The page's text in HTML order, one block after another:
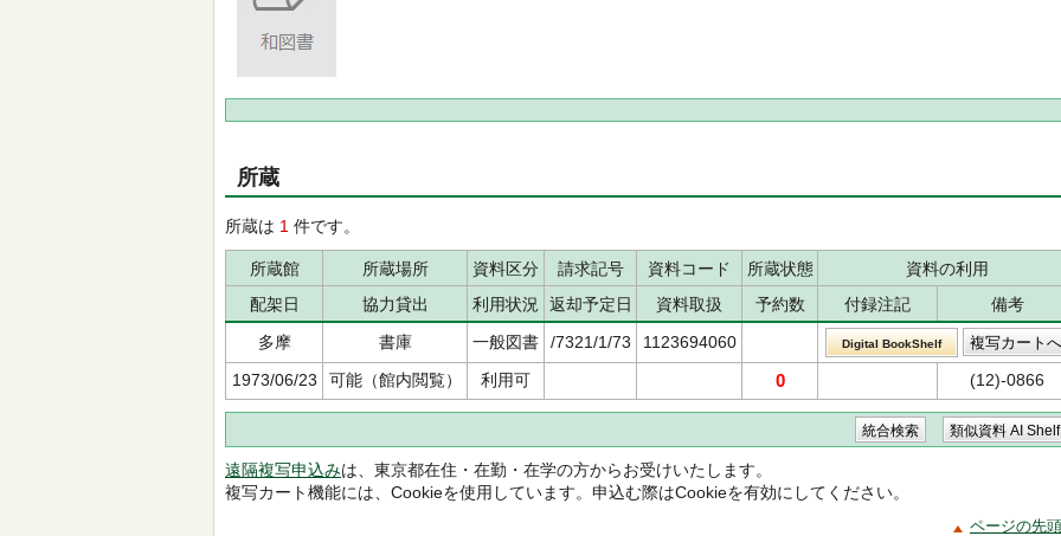
所蔵
所蔵は 1 件です。
所蔵館 所蔵場所 資料区分 請求記号 資料コード 所蔵状態
資料の利用
配架日
協力貸出 利用状況 返却予定日 資料取扱 予約数 付録注記
備考
多摩
書庫 一般図書 /7321/1/73 1123694060 Digital BookShelf
1973/06/23 可能（館内閲覧） 利用可 0 (12)-0866
遠隔複写申込みは、東京都在住・在勤・在学の方からお受けいたします。
複写カート機能には、Cookieを使用しています。申込む際はCookieを有効にしてください。
ページの先